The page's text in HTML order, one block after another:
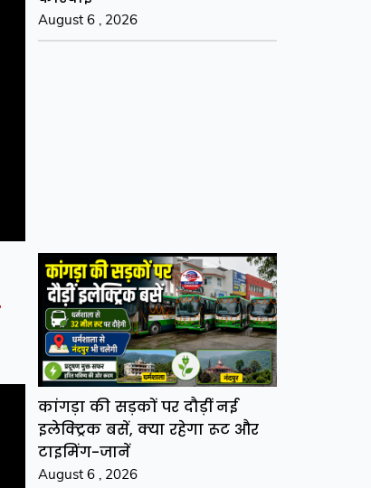
August 6 , 2026
कांगड़ा की सड़कों पर दौड़ीं नई
इलेक्ट्रिक बसें, क्या रहेगा रूट और
टाइमिंग-जानें
August 6 , 2026